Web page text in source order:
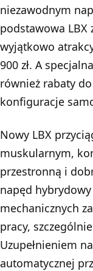
niezawodnym
podstawowa
wyjątkowo
900 zł. A
również rabaty
konfiguracje
Nowy LBX
muskularnym,
przestronną i
napęd
mechanicznych
pracy,
Uzupełnieniem
automatycznej